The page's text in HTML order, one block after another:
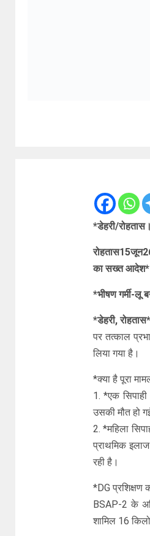
*डेहरी/
का सख्त आदेश*
*भीषण गर्मी-लू
*डेहरी, रोहतास*
पर तत्काल
लिया गया है।
*क्या है पूरा
1. *एक
उसकी मौत हो
2. *महिला
प्राथमिक
रही है।
*DG प्रशिक्षण
BSAP-2 के
शामिल 16